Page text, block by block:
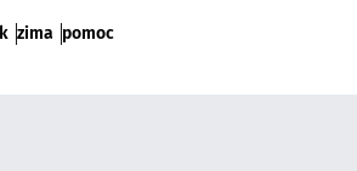
zima pomoc